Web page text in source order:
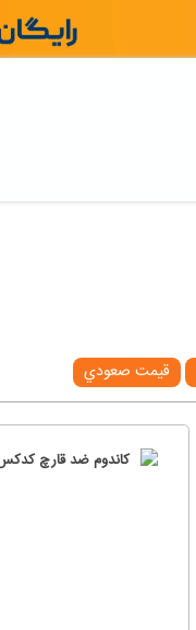
قيمت صعودي